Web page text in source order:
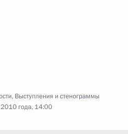
, Выступления и стенограммы
года, 14:00